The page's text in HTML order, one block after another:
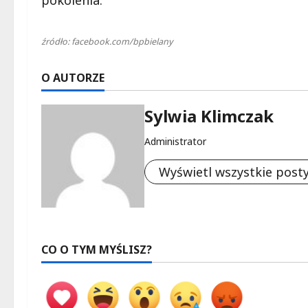
źródło: facebook.com/bpbielany
O AUTORZE
Sylwia Klimczak
Administrator
Wyświetl wszystkie
CO O TYM MYŚLISZ?